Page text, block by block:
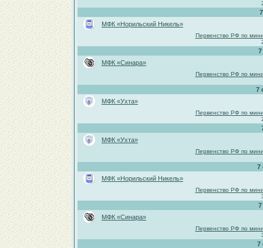
МФК «Норильский Никель»
Первенство РФ по
7
МФК «Синара»
Первенство РФ по
7
МФК «Ухта»
Первенство РФ по
МФК «Ухта»
Первенство РФ по
7
МФК «Норильский Никель»
Первенство РФ по
7
МФК «Синара»
Первенство РФ по
7